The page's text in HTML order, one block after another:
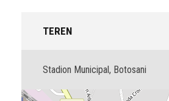
TEREN
Stadion Municipal, Botosani